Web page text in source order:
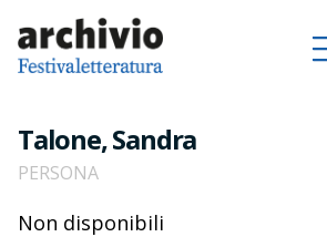
Talone, Sandra
PERSONA
Non disponibili